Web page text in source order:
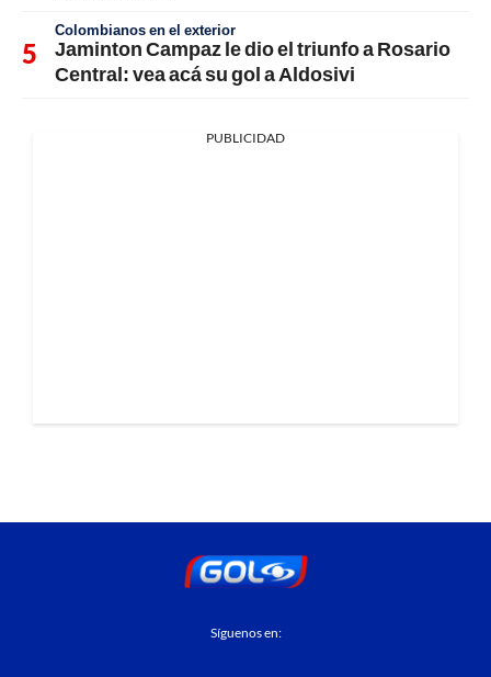
Colombianos en el exterior
Jaminton Campaz le dio el triunfo a Rosario
Central: vea acá su gol a Aldosivi
PUBLICIDAD
Síguenos en: